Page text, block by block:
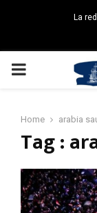
La
PRIMARY
Home arabia
Tag :